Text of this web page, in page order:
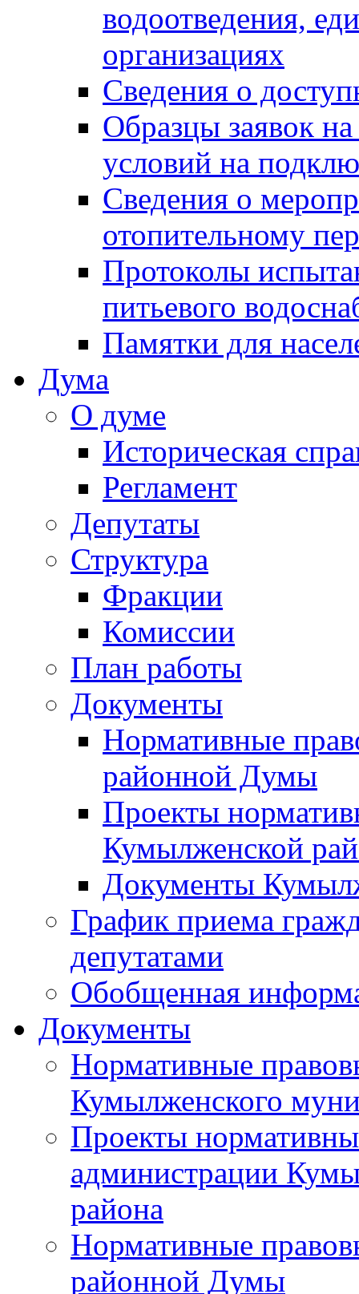
водоотведения,
организациях
Сведения о
Образцы заявок
условий на
Сведения о
отопительному
Протоколы
питьевого
Памятки для
Дума
О думе
Историческая
Регламент
Депутаты
Структура
Фракции
Комиссии
План работы
Документы
Нормативные
районной Думы
Проекты
Кумылженской
Документы
График приема
депутатами
Обобщенная
Документы
Нормативные
Кумылженского
Проекты
администрации
района
Нормативные
районной Думы